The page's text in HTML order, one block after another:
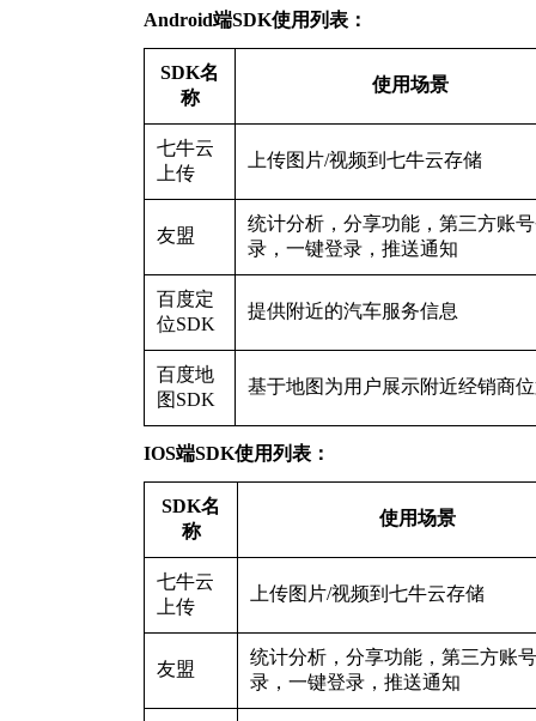
Android端SDK使用列表：
SDK名
称
使用场景
七牛云
上传
上传图片/视频到七牛云存储
友盟
统计分析，分享功能，第三方账
录，一键登录，推送通知
百度定
位SDK
提供附近的汽车服务信息
百度地
图SDK
基于地图为用户展示附近经销商
IOS端SDK使用列表：
SDK名
称
使用场景
七牛云
上传
上传图片/视频到七牛云存储
友盟
统计分析，分享功能，第三方账
录，一键登录，推送通知